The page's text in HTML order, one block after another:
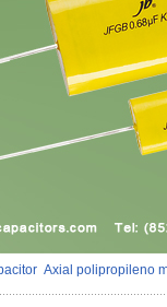
Axial polipropileno